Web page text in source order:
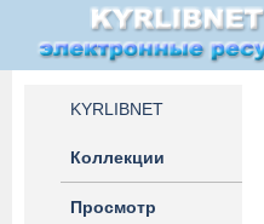
KYRLIBNET
Коллекции
Просмотр